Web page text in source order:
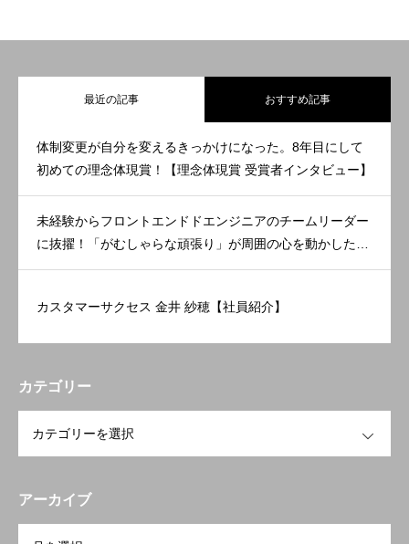
最近の記事 おすすめ記事
体制変更が自分を変えるきっかけになった。8年目にして
初めての理念体現賞！【理念体現賞 受賞者インタビュー】
未経験からフロントエンドドエンジニアのチームリーダー
に抜擢！「がむしゃらな頑張り」が周囲の心を動かした。
【理念体現賞 受賞者インタビュー】
カスタマーサクセス 金井 紗穂【社員紹介】
カテゴリー
アーカイブ